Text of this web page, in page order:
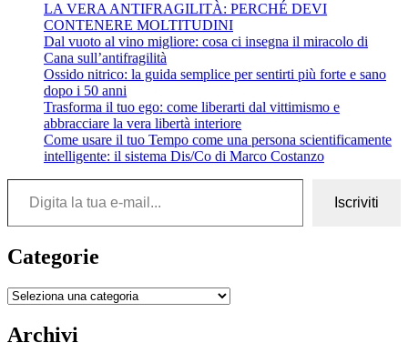
LA VERA ANTIFRAGILITÀ: PERCHÉ DEVI
CONTENERE MOLTITUDINI
Dal vuoto al vino migliore: cosa ci insegna il miracolo di
Cana sull’antifragilità
Ossido nitrico: la guida semplice per sentirti più forte e sano
dopo i 50 anni
Trasforma il tuo ego: come liberarti dal vittimismo e
abbracciare la vera libertà interiore
Come usare il tuo Tempo come una persona scientificamente
intelligente: il sistema Dis/Co di Marco Costanzo
Digita la tua e-mail...
Iscriviti
Categorie
Categorie
Archivi